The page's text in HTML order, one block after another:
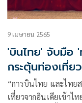
9 เมษายน 2565
'บินไทย' จับมือ
กระตุ้นท่องเที่ยว
“การบินไทย และไท
เที่ยวจากอินเดียเข้าไ